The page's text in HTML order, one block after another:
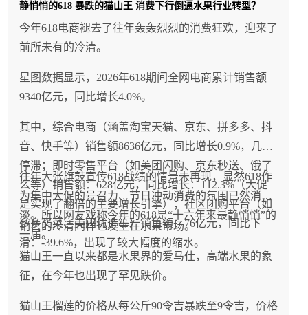
静悄悄的618 暴跌的猫山王 消费下行倒逼水果行业转型？
今年618电商褪去了往年轰轰烈烈的消费狂欢，迎来了
前所未有的冷清。
星图数据显示，2026年618期间全网电商累计销售额
9340亿元，同比增长4.0%。
其中，综合电商（涵盖淘宝天猫、京东、拼多多、抖
音、快手等）销售额8636亿元，同比增长0.9%，几乎
停滞；即时零售平台（如美团闪购、京东秒送、饿了
么等）销售额：628亿元，同比增长：112.3%（大促
是实现了翻倍的主要增长引擎）；社区团购平台（如
多多买菜、美团优选等）销售额：76亿元，同比下
滑：-39.6%，出现了较大幅度的缩水。
往年大张旗鼓宣传618战绩的情景未再现，显然618作
为集中大促的号召力、节日冲动消费的氛围已然消
淡。所以网友戏称今年的618是“十六年来最静悄悄”的
一届。
销售的冷清同样也发生在水果市场。
猫山王一直以来都是水果界的爱马仕，高端水果的象
征，在今年也出现了罕见跌价。
猫山王榴莲的价格从每公斤90令吉暴跌至9令吉，价格